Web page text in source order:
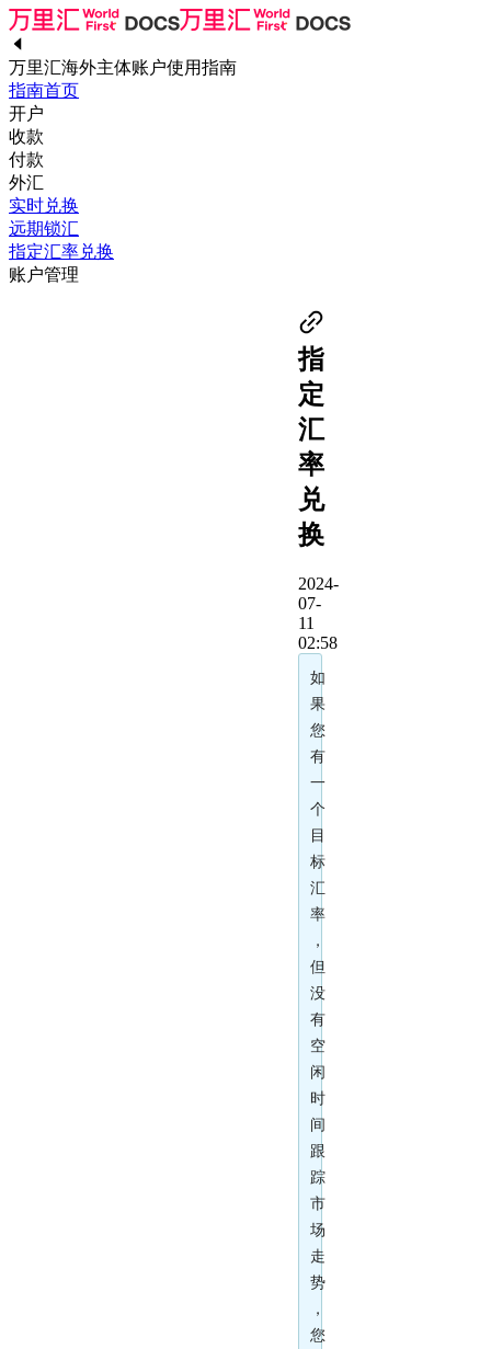
万里汇海外主体账户使用指南
指南首页
开户
收款
付款
外汇
实时兑换
远期锁汇
指定汇率兑换
账户管理
指
定
汇
率
兑
换
2024-
07-
11
02:58
如
果
您
有
一
个
目
标
汇
率
，
但
没
有
空
闲
时
间
跟
踪
市
场
走
势
，
您